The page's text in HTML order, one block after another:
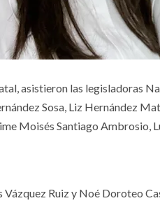
asistieron las legisladoras
Sosa, Liz Hernández
Moisés Santiago Ambrosio,
Ruiz y Noé Doroteo